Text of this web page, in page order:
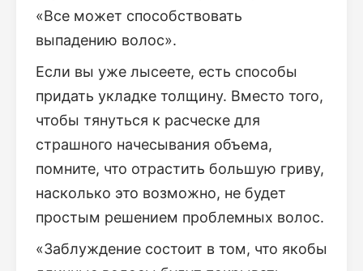
«Все может способствовать
выпадению волос».
Если вы уже лысеете, есть способы
придать укладке толщину. Вместо того,
чтобы тянуться к расческе для
страшного начесывания объема,
помните, что отрастить большую гриву,
насколько это возможно, не будет
простым решением проблемных волос.
«Заблуждение состоит в том, что якобы